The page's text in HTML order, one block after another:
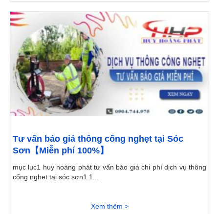
Tư vấn báo giá thông cống nghẹt tại Sóc
Sơn【Miễn phí 100%】
mục lục1 huy hoàng phát tư vấn báo giá chi phí dịch vụ thông
cống nghẹt tại sóc sơn1.1...
Xem thêm >